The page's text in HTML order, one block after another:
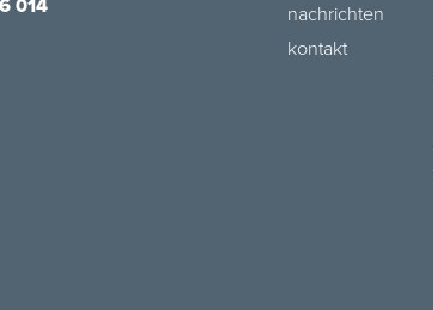
nachrichten
kontakt